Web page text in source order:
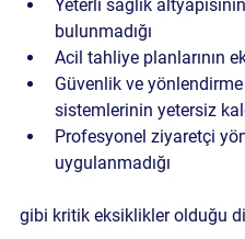
Yeterli sağlık altyapısının
bulunmadığı
Acil tahliye planlarının
Güvenlik ve yönlendirme
sistemlerinin yetersiz
Profesyonel ziyaretçi
uygulanmadığı
gibi kritik eksiklikler olduğu